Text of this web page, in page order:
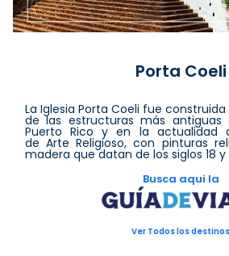
Porta Coeli
La Iglesia Porta Coeli fue
de las estructuras más
Puerto Rico y en la actualidad
de Arte Religioso, con pinturas
madera que datan de los siglos 18 y
Busca aqui la
Ver Todos los destinos